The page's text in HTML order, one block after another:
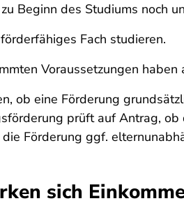
Beginn des Studiums noch
Fach studieren.
Voraussetzungen
ob eine Förderung
prüft auf Antrag, ob
Förderung ggf.
sich